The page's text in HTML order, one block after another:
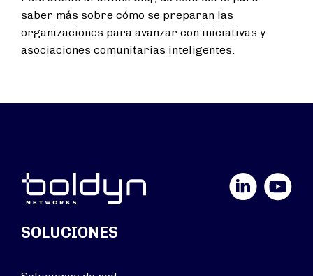
saber más sobre cómo se preparan las
organizaciones para avanzar con iniciativas y
asociaciones comunitarias inteligentes.
YouTube
SOLUCIONES